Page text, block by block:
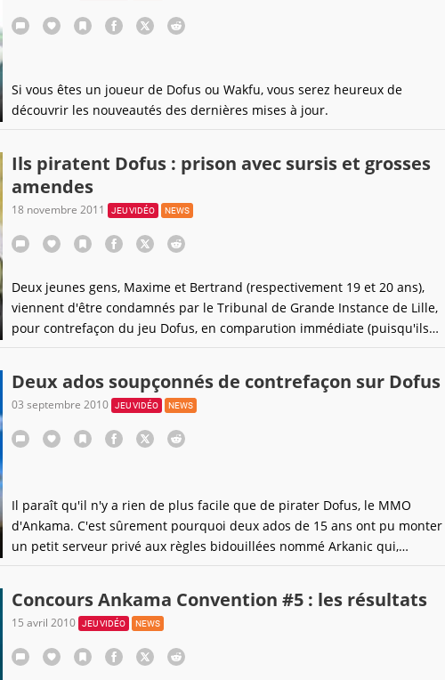
Si vous êtes un joueur de Dofus ou Wakfu, vous serez heureux de
découvrir les nouveautés des dernières mises à jour.
Ils piratent Dofus : prison avec sursis et grosses
amendes
18 novembre 2011 JEU VIDÉO NEWS
Deux jeunes gens, Maxime et Bertrand (respectivement 19 et 20 ans),
viennent d'être condamnés par le Tribunal de Grande Instance de Lille,
pour contrefaçon du jeu Dofus, en comparution immédiate (puisqu'ils
sont majeurs et l'ont accepté). Maxime, le premier, avait mis en place un
Deux ados soupçonnés de contrefaçon sur Dofus
03 septembre 2010 JEU VIDÉO NEWS
Il paraît qu'il n'y a rien de plus facile que de pirater Dofus, le MMO
d'Ankama. C'est sûrement pourquoi deux ados de 15 ans ont pu monter
un petit serveur privé aux règles bidouillées nommé Arkanic qui,
semble-t-il, a bien marché (200.000 inscrits tout de même, dont des
Concours Ankama Convention #5 : les résultats
15 avril 2010 JEU VIDÉO NEWS